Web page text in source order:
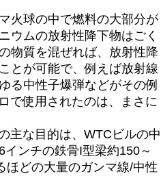
火球の中で燃料の大部分が
ウムの放射性降下物はごく
物質を混ぜれば、放射性降
とが可能で、例えば放射線
る中性子爆弾などがその例
で使用されたのは、まさに
主な目的は、WTCビルの中
ンチの鉄骨I型梁約150～
ほどの大量のガンマ線/中性